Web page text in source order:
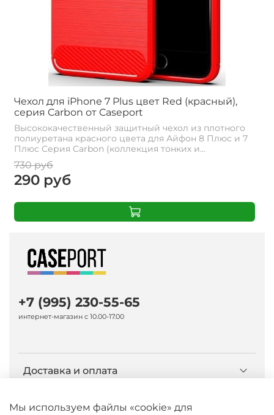
Чехол для iPhone 7 Plus цвет Red (красный),
серия Carbon от Caseport
Высококачественный защитный чехол из плотного
полиуретана красного цвета для Айфон 8 Плюс и 7
Плюс Серия Carbon (коллекция тонких и...
730 руб
290 руб
Доставка и оплата
О компании Caseport
+7 (995) 230-55-65
интернет-магазин с 10.00-17.00
Мы используем файлы «cookie» для